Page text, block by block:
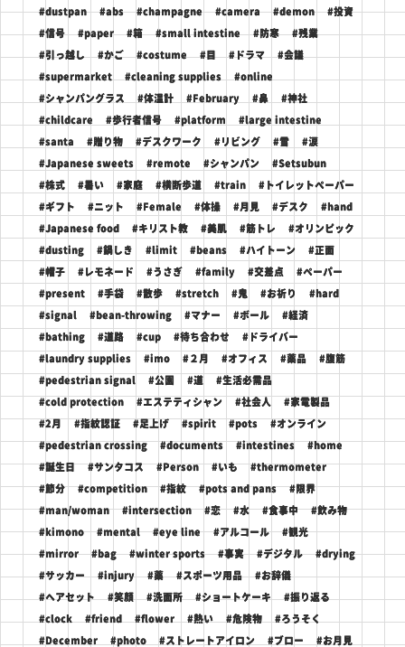
#dustpan #abs #champagne #camera #demon #投資
#信号 #paper #箱 #small intestine #防寒 #残業
#引っ越し #かご #costume #目 #ドラマ #会議
#supermarket #cleaning supplies #online
#シャンパングラス #体温計 #February #鼻 #神社
#childcare #歩行者信号 #platform #large intestine
#santa #贈り物 #デスクワーク #リビング #雪 #涙
#Japanese sweets #remote #シャンパン #Setsubun
#株式 #暑い #家庭 #横断歩道 #train #トイレットペーパー
#ギフト #ニット #Female #体操 #月見 #デスク #hand
#Japanese food #キリスト教 #美肌 #筋トレ #オリンピック
#dusting #鍋しき #limit #beans #ハイトーン #正面
#帽子 #レモネード #うさぎ #family #交差点 #ペーパー
#present #手袋 #散歩 #stretch #鬼 #お祈り #hard
#signal #bean-throwing #マナー #ボール #経済
#bathing #道路 #cup #待ち合わせ #ドライバー
#laundry supplies #imo #２月 #オフィス #薬品 #腹筋
#pedestrian signal #公園 #道 #生活必需品
#cold protection #エステティシャン #社会人 #家電製品
#2月 #指紋認証 #足上げ #spirit #pots #オンライン
#pedestrian crossing #documents #intestines #home
#誕生日 #サンタコス #Person #いも #thermometer
#節分 #competition #指紋 #pots and pans #限界
#man/woman #intersection #恋 #水 #食事中 #飲み物
#kimono #mental #eye line #アルコール #観光
#mirror #bag #winter sports #事実 #デジタル #drying
#サッカー #injury #薬 #スポーツ用品 #お辞儀
#ヘアセット #笑顔 #洗面所 #ショートケーキ #振り返る
#clock #friend #flower #熱い #危険物 #ろうそく
#December #photo #ストレートアイロン #ブロー #お月見